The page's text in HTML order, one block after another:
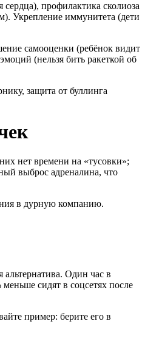
сердца), профилактика сколиоза
Укрепление иммунитета (дети
самооценки (ребёнок видит
(нельзя бить ракеткой об
защита от буллинга
нет времени на «тусовки»;
выброс адреналина, что
в дурную компанию.
Один час в
сидят в соцсетях после
пример: берите его в